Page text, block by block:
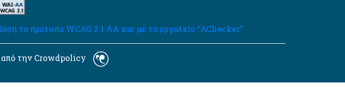
το πρότυπο WCAG 2.1 AA και με το εργαλείο “AChecker”
από την Crowdpolicy